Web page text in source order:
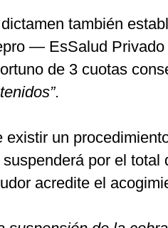
también
— EsSalud Privado
de 3 cuotas
.
existir un
suspenderá por el total
acredite el